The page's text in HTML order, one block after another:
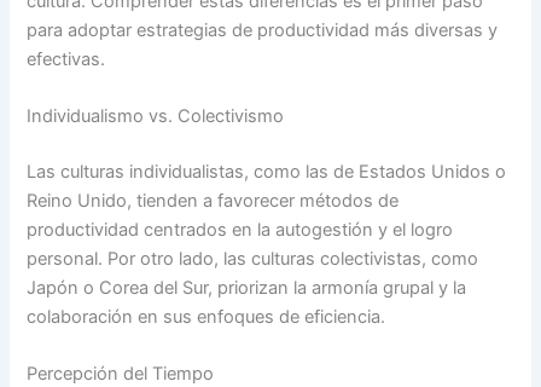
para adoptar estrategias de productividad más diversas y
efectivas.
Individualismo vs. Colectivismo
Las culturas individualistas, como las de Estados Unidos o
Reino Unido, tienden a favorecer métodos de
productividad centrados en la autogestión y el logro
personal. Por otro lado, las culturas colectivistas, como
Japón o Corea del Sur, priorizan la armonía grupal y la
colaboración en sus enfoques de eficiencia.
Percepción del Tiempo